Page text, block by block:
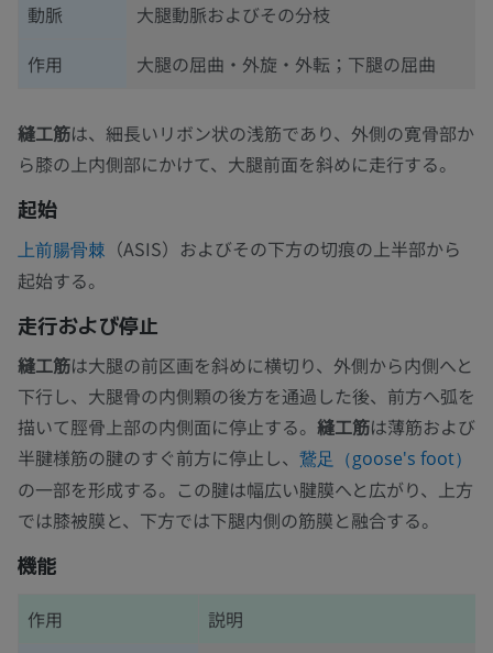
動脈
大腿動脈およびその分枝
作用
大腿の屈曲・外旋・外転；下腿の屈曲
縫工筋は、細長いリボン状の浅筋であり、外側の寛骨部か
ら膝の上内側部にかけて、大腿前面を斜めに走行する。
起始
上前腸骨棘 （ASIS）およびその下方の切痕の上半部から
起始する。
走行および停止
縫工筋は大腿の前区画を斜めに横切り、外側から内側へと
下行し、大腿骨の内側顆の後方を通過した後、前方へ弧を
描いて脛骨上部の内側面に停止する。 縫工筋は薄筋および
半腱様筋の腱のすぐ前方に停止し、 鵞足（goose's foot）
の一部を形成する。この腱は幅広い腱膜へと広がり、上方
では膝被膜と、下方では下腿内側の筋膜と融合する。
機能
作用
説明